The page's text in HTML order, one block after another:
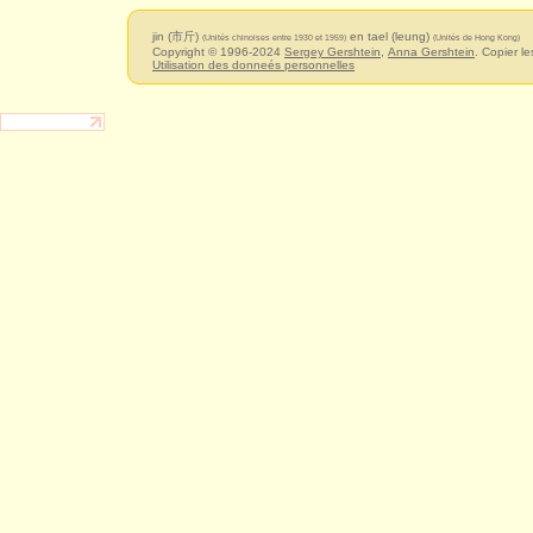
jin (市斤) (Unités chinoises entre 1930 et 1959) en tael (leung) (Unités de Hong Kong)
Copyright © 1996-2024 Sergey Gershtein Anna Gershtein . Copier
Utilisation des donneés personnelles